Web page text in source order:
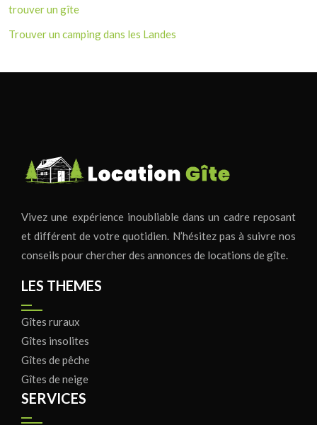
trouver un gîte
Trouver un camping dans les Landes
Vivez une expérience inoubliable dans un cadre reposant
et différent de votre quotidien. N’hésitez pas à suivre nos
conseils pour chercher des annonces de locations de gîte.
LES THEMES
Gîtes ruraux
Gîtes insolites
Gîtes de pêche
Gîtes de neige
SERVICES